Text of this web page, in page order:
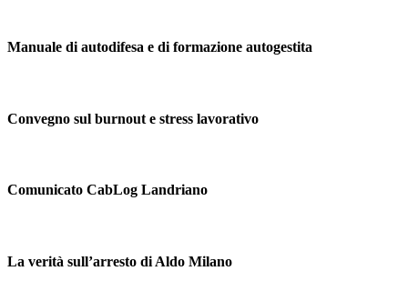
Manuale di autodifesa e di formazione autogestita
Convegno sul burnout e stress lavorativo
Comunicato CabLog Landriano
La verità sull’arresto di Aldo Milano